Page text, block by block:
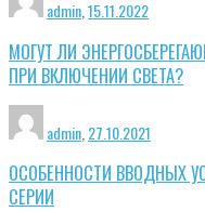
admin 15.11.2022
МОГУТ ЛИ
ПРИ ВКЛЮЧЕНИИ СВЕТА?
admin 27.10.2021
ОСОБЕННОСТИ ВВОДНЫХ
СЕРИИ